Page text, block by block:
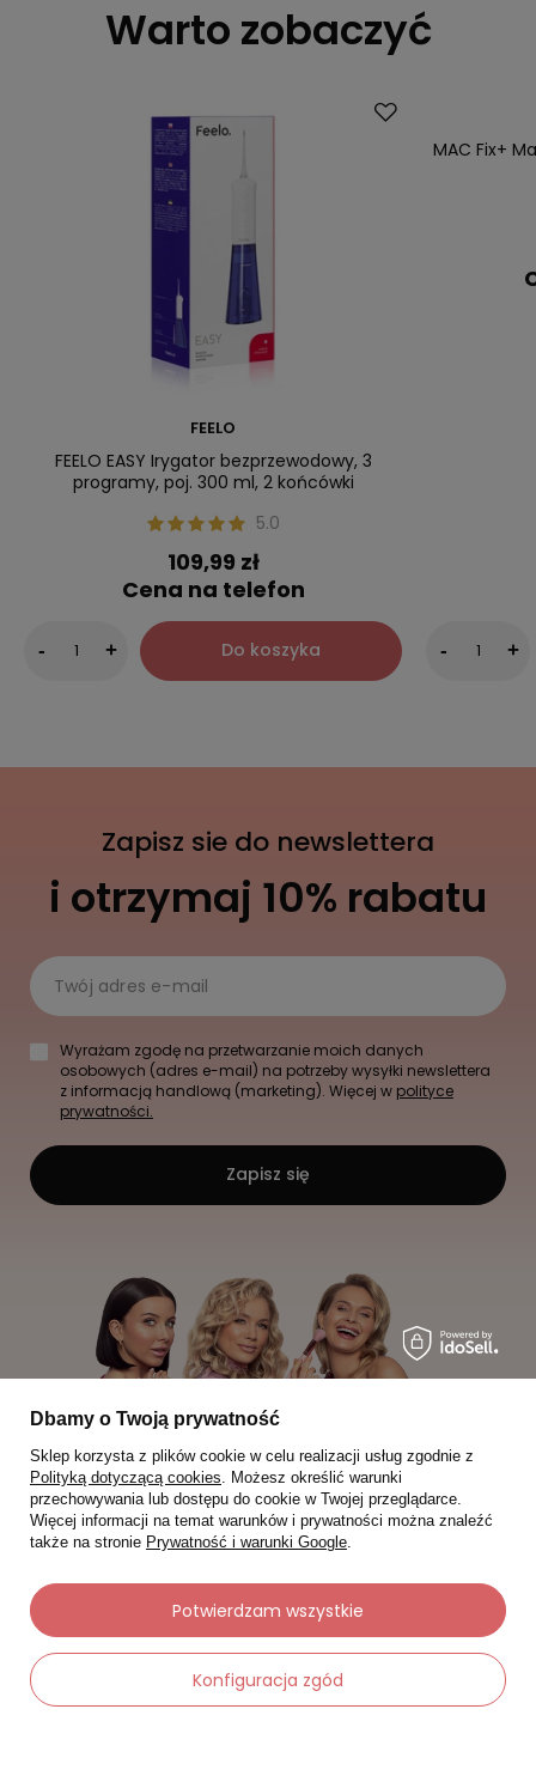
Warto zobaczyć
FEELO
FEELO EASY Irygator bezprzewodowy, 3
programy, poj. 300 ml, 2 końcówki
5.0
109,99 zł
Cena na telefon
- + Do koszyka
MAC Fix+
- +
Zapisz sie do newslettera
i otrzymaj 10% rabatu
Twój adres e-mail
Wyrażam zgodę na przetwarzanie moich danych
osobowych (adres e-mail) na potrzeby wysyłki newslettera
z informacją handlową (marketing). Więcej w polityce
prywatności.
Zapisz się
Moje zamówienia
Status zamówienia
Śledzenie przesyłki
Dbamy o Twoją prywatność
Sklep korzysta z plików cookie w celu realizacji usług zgodnie z
Polityką dotyczącą cookies. Możesz określić warunki
przechowywania lub dostępu do cookie w Twojej przeglądarce.
Więcej informacji na temat warunków i prywatności można znaleźć
także na stronie Prywatność i warunki Google.
Konfiguracja zgód
Potwierdzam wszystkie